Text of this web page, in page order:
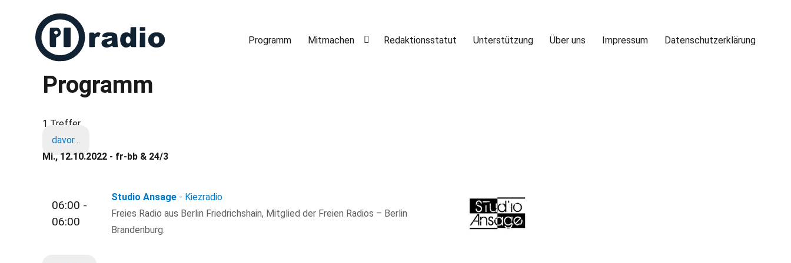
Freies Radio in Berlin
Programm Mitmachen Redaktionsstatut Unterstützung Über uns Impressum Datenschutzerklärung
Programm
1 Treffer
davor…
Mi., 12.10.2022 - fr-bb & 24/3
06:00 -
06:00
Studio Ansage - Kiezradio
Freies Radio aus Berlin Friedrichshain, Mitglied der Freien Radios – Berlin
Brandenburg.